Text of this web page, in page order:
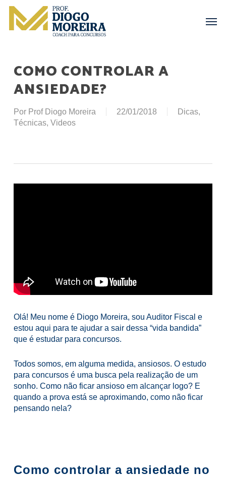
Skip
main
COMO CONTROLAR A
ANSIEDADE?
Por Prof Diogo Moreira 22/01/2018 Dicas,
Técnicas, Videos
Olá! Meu nome é Diogo Moreira, sou Auditor Fiscal e
estou aqui para te ajudar a sair dessa “vida bandida”
que é estudar para concursos.
Todos somos, em alguma medida, ansiosos. O estudo
para concursos é uma busca pela realização de um
sonho. Como não ficar ansioso em alcançar logo? E
quando a prova está se aproximando, como não ficar
pensando nela?
Como controlar a ansiedade no